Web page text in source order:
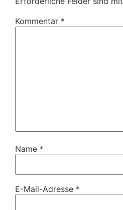
Kommentar *
Name *
E-Mail-Adresse *